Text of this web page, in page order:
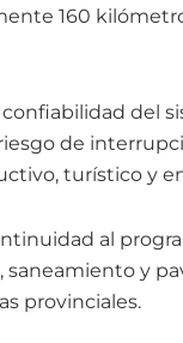
160
del
de
turístico y
al
saneamiento y
provinciales.